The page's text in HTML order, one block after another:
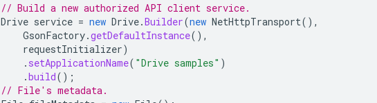
// Build a new authorized API client service.
Drive service = new Drive.Builder(new NetHttpTransport(),
GsonFactory.getDefaultInstance(),
requestInitializer)
. setApplicationName( "Drive samples" )
.build();
// File's metadata.